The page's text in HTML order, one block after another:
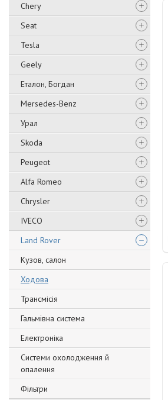
Chery
Seat
Tesla
Geely
Еталон, Богдан
Mersedes-Benz
Урал
Skoda
Peugeot
Alfa Romeo
Chrysler
IVECO
Land Rover
Кузов, салон
Ходова
Трансмісія
Гальмівна система
Електроніка
Системи охолодження й
опалення
Фільтри